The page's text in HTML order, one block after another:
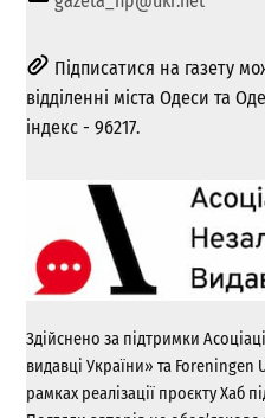
Підписатися на газету
відділенні міста Одеси та
індекс - 96217.
Здійснено за підтримки
видавці України» та
рамках реалізації проєкту Хаб